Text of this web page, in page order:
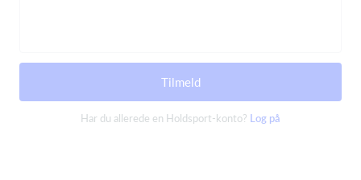
Tilmeld
Har du allerede en Holdsport-konto? Log på